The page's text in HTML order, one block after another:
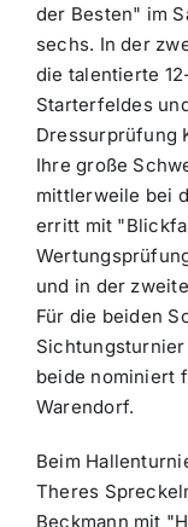
der Besten" im
sechs. In der
die talentierte
Starterfeldes
Dressurprüfung
Ihre große
mittlerweile bei
erritt mit
und in der
Für die beiden
beide nominiert
Warendorf.
Beim
Theres
Beckmann mit